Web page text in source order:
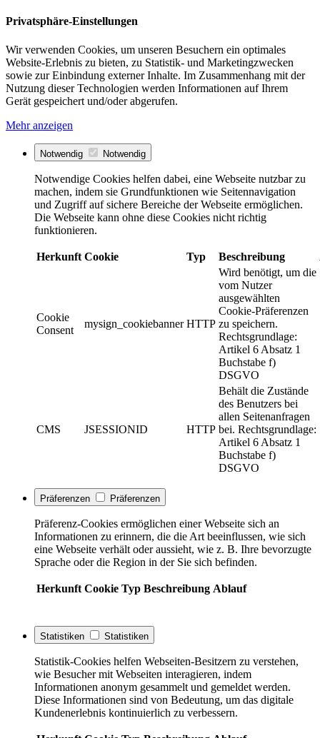
Privatsphäre-Einstellungen
Wir verwenden Cookies, um unseren Besuchern ein optimales
Website-Erlebnis zu bieten, zu Statistik- und Marketingzwecken
sowie zur Einbindung externer Inhalte. Im Zusammenhang mit der
Nutzung dieser Technologien werden Informationen auf Ihrem
Gerät gespeichert und/oder abgerufen.
Mehr anzeigen
Notwendig Notwendig
Notwendige Cookies helfen dabei, eine Webseite nutzbar zu
machen, indem sie Grundfunktionen wie Seitennavigation
und Zugriff auf sichere Bereiche der Webseite ermöglichen.
Die Webseite kann ohne diese Cookies nicht richtig
funktionieren.
Herkunft Cookie Typ Beschreibung
Cookie
Consent
mysign_cookiebanner HTTP
Wird benötigt, um die
vom Nutzer
ausgewählten
Cookie-Präferenzen
zu speichern.
Rechtsgrundlage:
Artikel 6 Absatz 1
Buchstabe f)
DSGVO
CMS JSESSIONID HTTP
Behält die Zustände
des Benutzers bei
allen Seitenanfragen
bei. Rechtsgrundlage:
Artikel 6 Absatz 1
Buchstabe f)
DSGVO
Präferenzen Präferenzen
Präferenz-Cookies ermöglichen einer Webseite sich an
Informationen zu erinnern, die die Art beeinflussen, wie sich
eine Webseite verhält oder aussieht, wie z. B. Ihre bevorzugte
Sprache oder die Region in der Sie sich befinden.
Herkunft Cookie Typ Beschreibung Ablauf
Statistiken Statistiken
Statistik-Cookies helfen Webseiten-Besitzern zu verstehen,
wie Besucher mit Webseiten interagieren, indem
Informationen anonym gesammelt und gemeldet werden.
Diese Informationen sind von Bedeutung, um das digitale
Kundenerlebnis kontinuierlich zu verbessern.